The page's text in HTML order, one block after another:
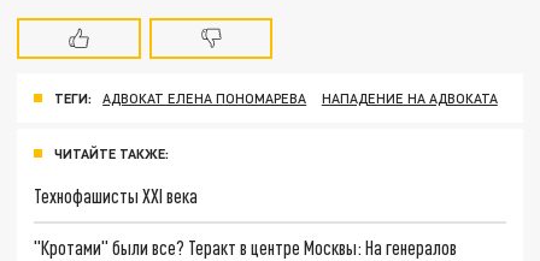
ТЕГИ: АДВОКАТ ЕЛЕНА ПОНОМАРЕВА НАПАДЕНИЕ НА АДВОКАТА
ЧИТАЙТЕ ТАКЖЕ:
Технофашисты XXI века
"Кротами" были все? Теракт в центре Москвы: На генералов